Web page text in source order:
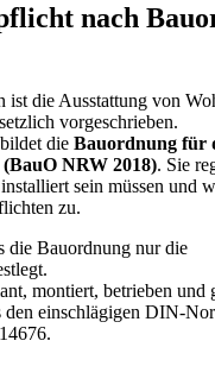
nach
ist die Ausstattung von
vorgeschrieben.
die Bauordnung für
NRW 2018). Sie
sein müssen und
zu.
die Bauordnung nur die
montiert, betrieben und
den einschlägigen DIN-